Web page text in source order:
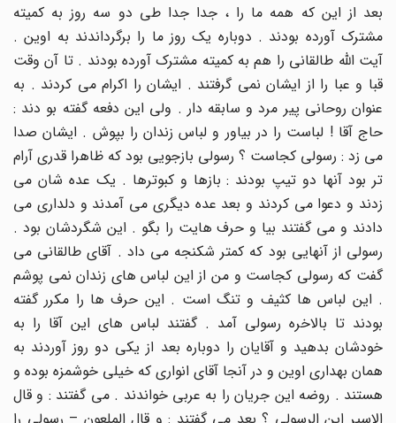
بعد از این که همه ما را ، جدا جدا طی دو سه روز به کمیته
مشترک آورده بودند . دوباره یک روز ما را برگرداندند به اوین .
آیت الله طالقانی را هم به کمیته مشترک آورده بودند . تا آن وقت
قبا و عبا را از ایشان نمی گرفتند . ایشان را اکرام می کردند . به
عنوان روحانی پیر مرد و سابقه دار . ولی این دفعه گفته بو دند :
حاج آقا ! لباست را در بیاور و لباس زندان را بپوش . ایشان صدا
می زد : رسولی کجاست ؟ رسولی بازجویی بود که ظاهرا قدری آرام
تر بود آنها دو تیپ بودند : بازها و کبوترها . یک عده شان می
زدند و دعوا می کردند و بعد عده دیگری می آمدند و دلداری می
دادند و می گفتند بیا و حرف هایت را بگو . این شگردشان بود .
رسولی از آنهایی بود که کمتر شکنجه می داد . آقای طالقانی می
گفت که رسولی کجاست و من از این لباس های زندان نمی پوشم
. این لباس ها کثیف و تنگ است . این حرف ها را مکرر گفته
بودند تا بالاخره رسولی آمد . گفتند لباس های این آقا را به
خودشان بدهید و آقایان را دوباره بعد از یکی دو روز آوردند به
همان بهداری اوین و در آنجا آقای انواری که خیلی خوشمزه بوده و
هستند . روضه این جریان را به عربی خواندند . می گفتند : و قال